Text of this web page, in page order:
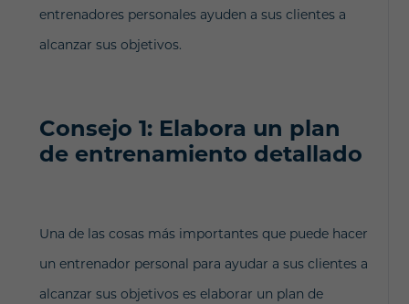
entrenadores personales ayuden a sus clientes a
alcanzar sus objetivos.
Consejo 1: Elabora un plan
de entrenamiento detallado
Una de las cosas más importantes que puede hacer
un entrenador personal para ayudar a sus clientes a
alcanzar sus objetivos es elaborar un plan de